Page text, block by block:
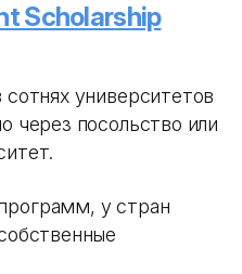
Scholarship
университетов
через посольство или
у стран